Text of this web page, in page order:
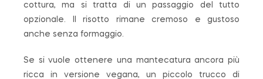
cottura, ma si tratta di un passaggio del tutto
opzionale. Il risotto rimane cremoso e gustoso
anche senza formaggio.
Se si vuole ottenere una mantecatura ancora più
ricca in versione vegana, un piccolo trucco di